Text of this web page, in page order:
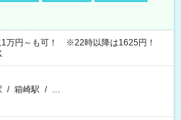
万円～も可！ ※22時以降は1625円！
/ 箱崎駅 / …